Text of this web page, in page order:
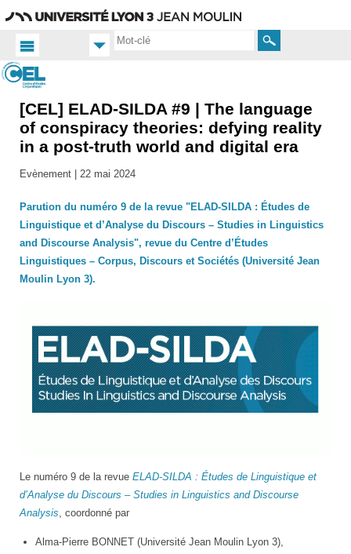
Rechercher
Accueil
FR
Actualités
les actus
[CEL] ELAD-SILDA #9 | The language
of conspiracy theories: defying reality
in a post-truth world and digital era
Evènement | 22 mai 2024
Parution du numéro 9 de la revue "ELAD-SILDA : Études de
Linguistique et d’Analyse du Discours – Studies in Linguistics
and Discourse Analysis", revue du Centre d’Études
Linguistiques – Corpus, Discours et Sociétés (Université Jean
Moulin Lyon 3).
Logo
de
ELAD-
Le numéro 9 de la revue ELAD-SILDA : Études de Linguistique et
d’Analyse du Discours – Studies in Linguistics and Discourse
Analysis, coordonné par
Alma-Pierre BONNET (Université Jean Moulin Lyon 3),